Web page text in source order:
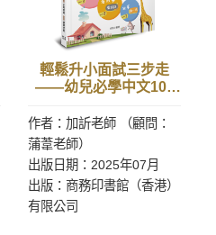
輕鬆升小面試三步走
——幼兒必學中文100
作者：加訢老師 （顧問：
蒲葦老師）
出版日期：2025年07月
出版：商務印書館（香港）
有限公司